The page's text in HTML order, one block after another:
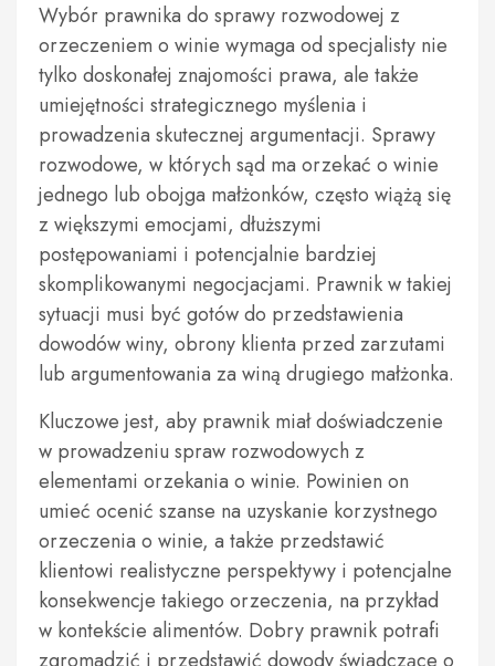
Wybór prawnika do sprawy rozwodowej z
orzeczeniem o winie wymaga od specjalisty nie
tylko doskonałej znajomości prawa, ale także
umiejętności strategicznego myślenia i
prowadzenia skutecznej argumentacji. Sprawy
rozwodowe, w których sąd ma orzekać o winie
jednego lub obojga małżonków, często wiążą się
z większymi emocjami, dłuższymi
postępowaniami i potencjalnie bardziej
skomplikowanymi negocjacjami. Prawnik w takiej
sytuacji musi być gotów do przedstawienia
dowodów winy, obrony klienta przed zarzutami
lub argumentowania za winą drugiego małżonka.
Kluczowe jest, aby prawnik miał doświadczenie
w prowadzeniu spraw rozwodowych z
elementami orzekania o winie. Powinien on
umieć ocenić szanse na uzyskanie korzystnego
orzeczenia o winie, a także przedstawić
klientowi realistyczne perspektywy i potencjalne
konsekwencje takiego orzeczenia, na przykład
w kontekście alimentów. Dobry prawnik potrafi